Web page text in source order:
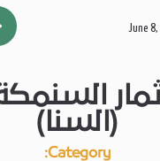
June
(السنا)
Category: